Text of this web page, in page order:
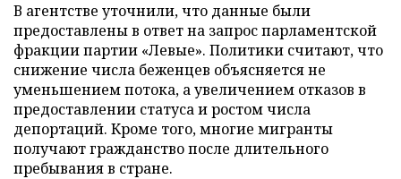
В агентстве уточнили, что данные были
предоставлены в ответ на запрос парламентской
фракции партии «Левые». Политики считают, что
снижение числа беженцев объясняется не
уменьшением потока, а увеличением отказов в
предоставлении статуса и ростом числа
депортаций. Кроме того, многие мигранты
получают гражданство после длительного
пребывания в стране.